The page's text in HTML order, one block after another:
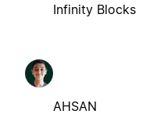
Infinity Blocks
AHSAN